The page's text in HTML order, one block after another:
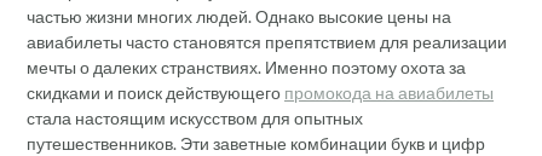
частью жизни многих людей. Однако высокие цены на
авиабилеты часто становятся препятствием для реализации
мечты о далеких странствиях. Именно поэтому охота за
скидками и поиск действующего промокода на авиабилеты
стала настоящим искусством для опытных
путешественников. Эти заветные комбинации букв и цифр